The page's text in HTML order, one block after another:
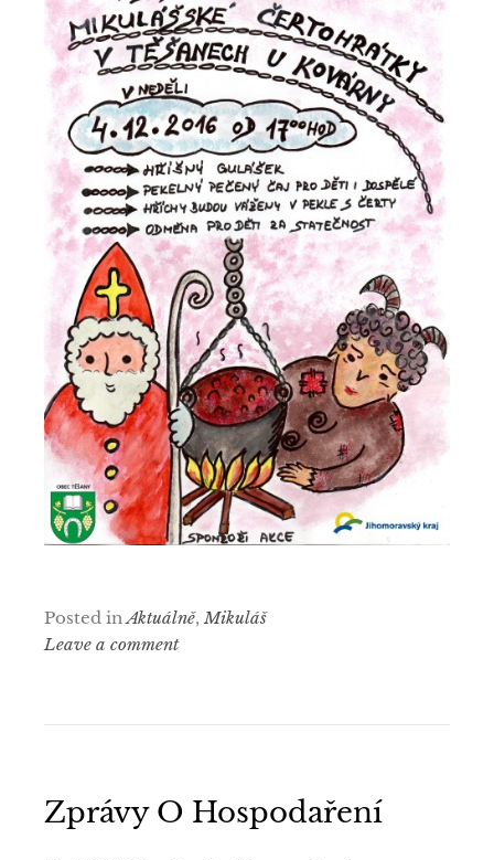
Posted in Aktuálně, Mikuláš
Leave a comment
Zprávy O Hospodaření